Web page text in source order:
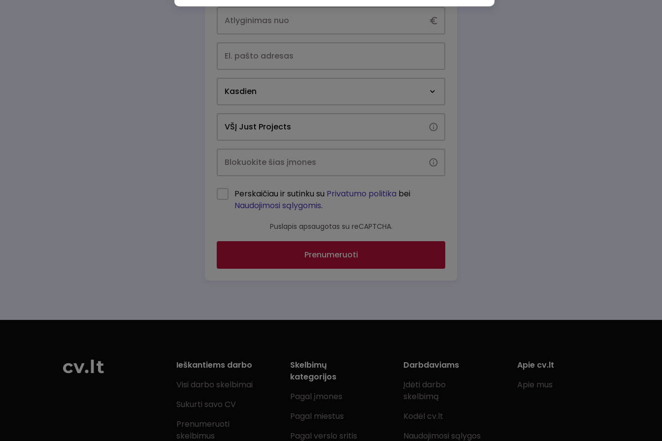
Kasdien
Perskaičiau ir sutinku su Privatumo politika bei
Naudojimosi sąlygomis.
Puslapis apsaugotas su reCAPTCHA.
Prenumeruoti
Ieškantiems darbo
Visi darbo skelbimai
Sukurti savo CV
Prenumeruoti
skelbimus
Skelbimų
kategorijos
Pagal įmones
Pagal miestus
Pagal verslo sritis
Darbdaviams
Įdėti darbo
skelbimą
Kodėl cv.lt
Naudojimosi sąlygos
Apie cv.lt
Apie mus